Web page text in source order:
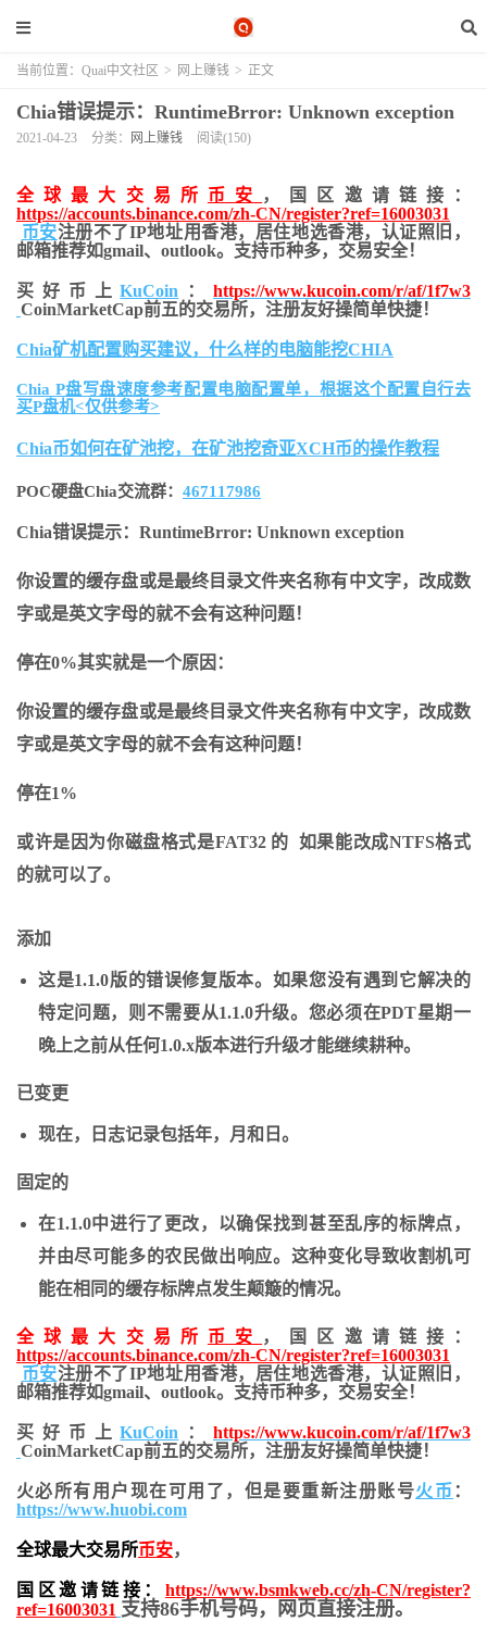
当前位置： Quai中文社区 > 网上赚钱 > 正文
Chia错误提示：RuntimeBrror: Unknown exception
2021-04-23 分类： 网上赚钱 阅读(150)
全球最大交易所 币安
，国区邀请链接：
https://accounts.binance.com/zh-CN/register?ref=16003031
币安注册不了IP地址用香港，居住地选香港，认证照旧，
邮箱推荐如gmail、outlook。支持币种多，交易安全！
买好币上KuCoin ：https://www.kucoin.com/r/af/1f7w3
CoinMarketCap前五的交易所，注册友好操简单快捷！
Chia矿机配置购买建议，什么样的电脑能挖CHIA
Chia P盘写盘速度参考配置电脑配置单，根据这个配置自行去
买P盘机<仅供参考>
Chia币如何在矿池挖，在矿池挖奇亚XCH币的操作教程
POC硬盘Chia交流群： 467117986
Chia错误提示：RuntimeBrror: Unknown exception
你设置的缓存盘或是最终目录文件夹名称有中文字，改成数
字或是英文字母的就不会有这种问题！
停在0%其实就是一个原因：
你设置的缓存盘或是最终目录文件夹名称有中文字，改成数
字或是英文字母的就不会有这种问题！
停在1%
或许是因为你磁盘格式是FAT32 的 如果能改成NTFS格式
的就可以了。
添加
这是1.1.0版的错误修复版本。如果您没有遇到它解决的
特定问题，则不需要从1.1.0升级。您必须在PDT星期一
晚上之前从任何1.0.x版本进行升级才能继续耕种。
已变更
现在，日志记录包括年，月和日。
固定的
在1.1.0中进行了更改，以确保找到甚至乱序的标牌点，
并由尽可能多的农民做出响应。这种变化导致收割机可
能在相同的缓存标牌点发生颠簸的情况。
全球最大交易所 币安
，国区邀请链接：
https://accounts.binance.com/zh-CN/register?ref=16003031
币安注册不了IP地址用香港，居住地选香港，认证照旧，
邮箱推荐如gmail、outlook。支持币种多，交易安全！
买好币上KuCoin ：https://www.kucoin.com/r/af/1f7w3
CoinMarketCap前五的交易所，注册友好操简单快捷！
火必所有用户现在可用了，但是要重新注册账号火币 ：
https://www.huobi.com
全球最大交易所币安，
国区邀请链接： https://www.bsmkweb.cc/zh-CN/register?
ref=16003031 支持86手机号码，网页直接注册。